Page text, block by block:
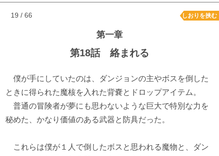
19 / 66 しおりを挟む
第一章
第18話 絡まれる
僕が手にしていたのは、ダンジョンの主やボスを倒した
ときに得られた魔核を入れた背嚢とドロップアイテム。
普通の冒険者が夢にも思わないような巨大で特別な力を
秘めた、かなり価値のある武器と防具だった。
これらは僕が１人で倒したボスと思われる魔物と、ダン